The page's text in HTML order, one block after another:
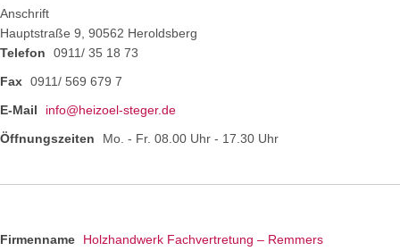
Anschrift
Hauptstraße 9, 90562 Heroldsberg
Telefon
0911/ 35 18 73
Fax 0911/ 569 679 7
E-Mail
info@heizoel-steger.de
Öffnungszeiten
Mo. - Fr. 08.00 Uhr - 17.30 Uhr
Firmenname
Holzhandwerk Fachvertretung – Remmers